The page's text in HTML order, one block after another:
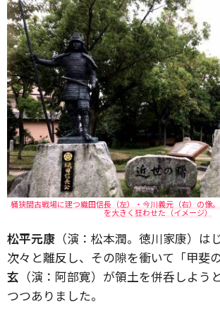
桶狭間古戦場に建つ織田信長（左）・今川義元（右）の像
を大きく狂わせた（イメージ）
松平元康 （演：松本潤。徳川家康）は
次々と離反し、その隙を衝いて「甲斐
玄 （演：阿部寛）が領土を併呑しよう
つつありました。